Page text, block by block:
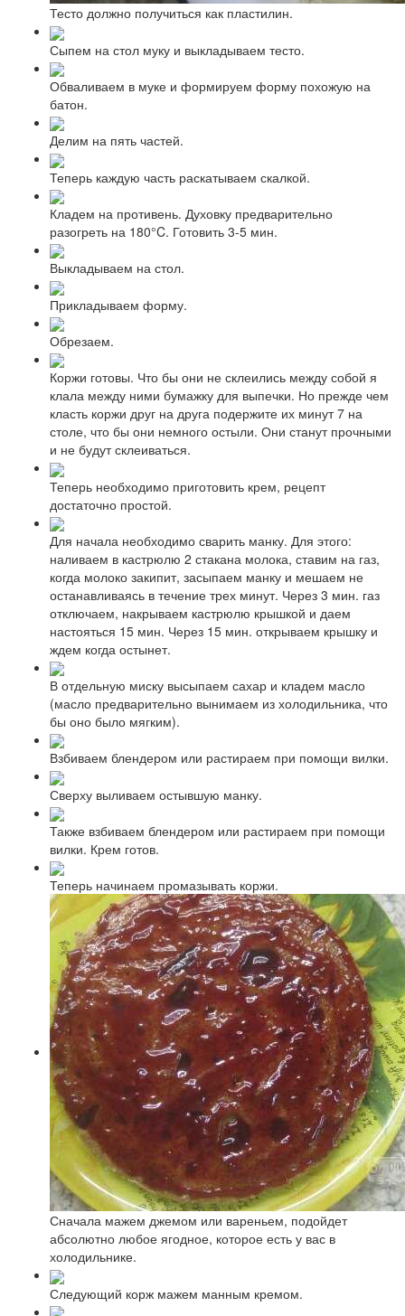
Тесто должно получиться как пластилин.
Сыпем на стол муку и выкладываем тесто.
Обваливаем в муке и формируем форму похожую на
батон.
Делим на пять частей.
Теперь каждую часть раскатываем скалкой.
Кладем на противень. Духовку предварительно
разогреть на 180°C. Готовить 3-5 мин.
Выкладываем на стол.
Прикладываем форму.
Обрезаем.
Коржи готовы. Что бы они не склеились между собой я
клала между ними бумажку для выпечки. Но прежде чем
класть коржи друг на друга подержите их минут 7 на
столе, что бы они немного остыли. Они станут прочными
и не будут склеиваться.
Теперь необходимо приготовить крем, рецепт
достаточно простой.
Для начала необходимо сварить манку. Для этого:
наливаем в кастрюлю 2 стакана молока, ставим на газ,
когда молоко закипит, засыпаем манку и мешаем не
останавливаясь в течение трех минут. Через 3 мин. газ
отключаем, накрываем кастрюлю крышкой и даем
настояться 15 мин. Через 15 мин. открываем крышку и
ждем когда остынет.
В отдельную миску высыпаем сахар и кладем масло
(масло предварительно вынимаем из холодильника, что
бы оно было мягким).
Взбиваем блендером или растираем при помощи вилки.
Сверху выливаем остывшую манку.
Также взбиваем блендером или растираем при помощи
вилки. Крем готов.
Теперь начинаем промазывать коржи.
Сначала мажем джемом или вареньем, подойдет
абсолютно любое ягодное, которое есть у вас в
холодильнике.
Следующий корж мажем манным кремом.